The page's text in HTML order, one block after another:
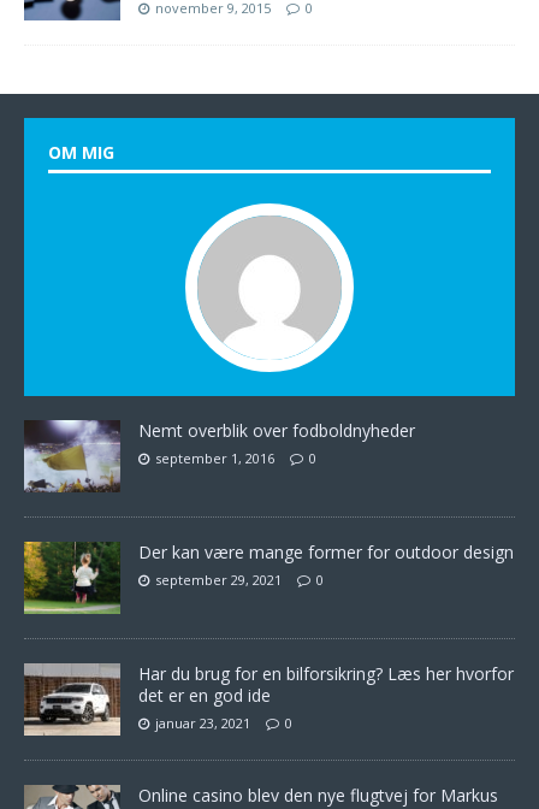
november 9, 2015 0
OM MIG
Nemt overblik over fodboldnyheder
september 1, 2016 0
Der kan være mange former for outdoor design
september 29, 2021 0
Har du brug for en bilforsikring? Læs her hvorfor
det er en god ide
januar 23, 2021 0
Online casino blev den nye flugtvej for Markus